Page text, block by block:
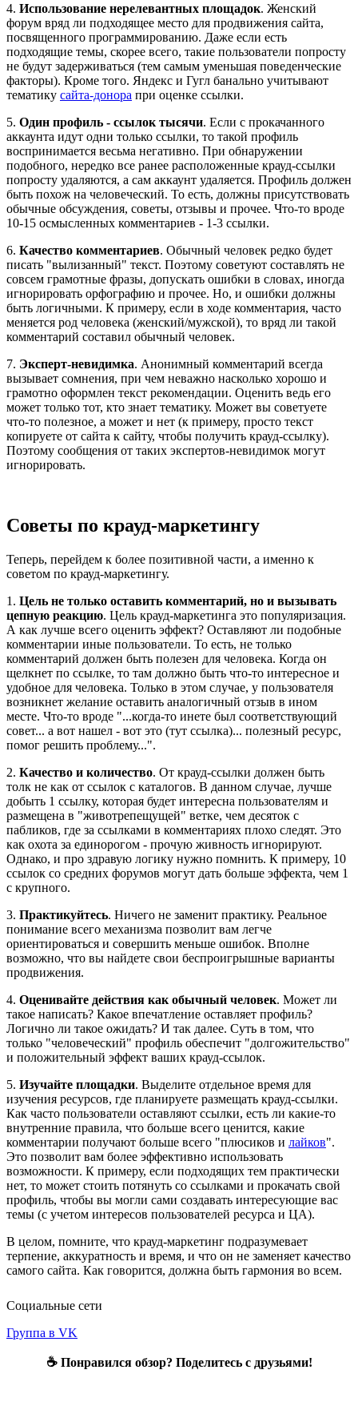
4. Использование нерелевантных площадок. Женский
форум вряд ли подходящее место для продвижения сайта,
посвященного программированию. Даже если есть
подходящие темы, скорее всего, такие пользователи попросту
не будут задерживаться (тем самым уменьшая поведенческие
факторы). Кроме того. Яндекс и Гугл банально учитывают
тематику сайта-донора при оценке ссылки.
5. Один профиль - ссылок тысячи. Если с прокачанного
аккаунта идут одни только ссылки, то такой профиль
воспринимается весьма негативно. При обнаружении
подобного, нередко все ранее расположенные крауд-ссылки
попросту удаляются, а сам аккаунт удаляется. Профиль должен
быть похож на человеческий. То есть, должны присутствовать
обычные обсуждения, советы, отзывы и прочее. Что-то вроде
10-15 осмысленных комментариев - 1-3 ссылки.
6. Качество комментариев. Обычный человек редко будет
писать "вылизанный" текст. Поэтому советуют составлять не
совсем грамотные фразы, допускать ошибки в словах, иногда
игнорировать орфографию и прочее. Но, и ошибки должны
быть логичными. К примеру, если в ходе комментария, часто
меняется род человека (женский/мужской), то вряд ли такой
комментарий составил обычный человек.
7. Эксперт-невидимка. Анонимный комментарий всегда
вызывает сомнения, при чем неважно насколько хорошо и
грамотно оформлен текст рекомендации. Оценить ведь его
может только тот, кто знает тематику. Может вы советуете
что-то полезное, а может и нет (к примеру, просто текст
копируете от сайта к сайту, чтобы получить крауд-ссылку).
Поэтому сообщения от таких экспертов-невидимок могут
игнорировать.
Советы по крауд-маркетингу
Теперь, перейдем к более позитивной части, а именно к
советом по крауд-маркетингу.
1. Цель не только оставить комментарий, но и вызывать
цепную реакцию. Цель крауд-маркетинга это популяризация.
А как лучше всего оценить эффект? Оставляют ли подобные
комментарии иные пользователи. То есть, не только
комментарий должен быть полезен для человека. Когда он
щелкнет по ссылке, то там должно быть что-то интересное и
удобное для человека. Только в этом случае, у пользователя
возникнет желание оставить аналогичный отзыв в ином
месте. Что-то вроде "...когда-то инете был соответствующий
совет... а вот нашел - вот это (тут ссылка)... полезный ресурс,
помог решить проблему...".
2. Качество и количество. От крауд-ссылки должен быть
толк не как от ссылок с каталогов. В данном случае, лучше
добыть 1 ссылку, которая будет интересна пользователям и
размещена в "животрепещущей" ветке, чем десяток с
пабликов, где за ссылками в комментариях плохо следят. Это
как охота за единорогом - прочую живность игнорируют.
Однако, и про здравую логику нужно помнить. К примеру, 10
ссылок со средних форумов могут дать больше эффекта, чем 1
с крупного.
3. Практикуйтесь. Ничего не заменит практику. Реальное
понимание всего механизма позволит вам легче
ориентироваться и совершить меньше ошибок. Вполне
возможно, что вы найдете свои беспроигрышные варианты
продвижения.
4. Оценивайте действия как обычный человек. Может ли
такое написать? Какое впечатление оставляет профиль?
Логично ли такое ожидать? И так далее. Суть в том, что
только "человеческий" профиль обеспечит "долгожительство"
и положительный эффект ваших крауд-ссылок.
5. Изучайте площадки. Выделите отдельное время для
изучения ресурсов, где планируете размещать крауд-ссылки.
Как часто пользователи оставляют ссылки, есть ли какие-то
внутренние правила, что больше всего ценится, какие
комментарии получают больше всего "плюсиков и лайков".
Это позволит вам более эффективно использовать
возможности. К примеру, если подходящих тем практически
нет, то может стоить потянуть со ссылками и прокачать свой
профиль, чтобы вы могли сами создавать интересующие вас
темы (с учетом интересов пользователей ресурса и ЦА).
В целом, помните, что крауд-маркетинг подразумевает
терпение, аккуратность и время, и что он не заменяет качество
самого сайта. Как говорится, должна быть гармония во всем.
Социальные сети
Группа в VK
☕ Понравился обзор? Поделитесь с друзьями!